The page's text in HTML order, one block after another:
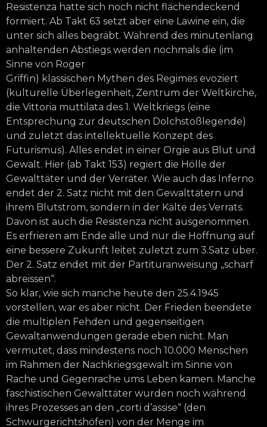
Resistenza hatte sich noch nicht flächendeckend
formiert. Ab Takt 63 setzt aber eine Lawine ein, die
unter sich alles begräbt. Während des minutenlang
anhaltenden Abstiegs werden nochmals die (im
Sinne von Roger
Griffin) klassischen Mythen des Regimes evoziert
(kulturelle Überlegenheit, Zentrum der Weltkirche,
die Vittoria muttilata des 1. Weltkriegs (eine
Entsprechung zur deutschen Dolchstoßlegende)
und zuletzt das intellektuelle Konzept des
Futurismus). Alles endet in einer Orgie aus Blut und
Gewalt. Hier (ab Takt 153) regiert die Hölle der
Gewalttäter und der Verräter. Wie auch das Inferno
endet der 2. Satz nicht mit den Gewalttätern und
ihrem Blutstrom, sondern in der Kälte des Verrats.
Davon ist auch die Resistenza nicht ausgenommen.
Es erfrieren am Ende alle und nur die Hoffnung auf
eine bessere Zukunft leitet zuletzt zum 3.Satz über.
Der 2. Satz endet mit der Partituranweisung „scharf
abreissen“.
So klar, wie sich manche heute den 25.4.1945
vorstellen, war es aber nicht. Der Frieden beendete
die multiplen Fehden und gegenseitigen
Gewaltanwendungen gerade eben nicht. Man
vermutet, dass mindestens noch 10.000 Menschen
im Rahmen der Nachkriegsgewalt im Sinne von
Rache und Gegenrache ums Leben kamen. Manche
faschistischen Gewalttäter wurden noch während
ihres Prozesses an den „corti d’assise“ (den
Schwurgerichtshöfen) von der Menge im